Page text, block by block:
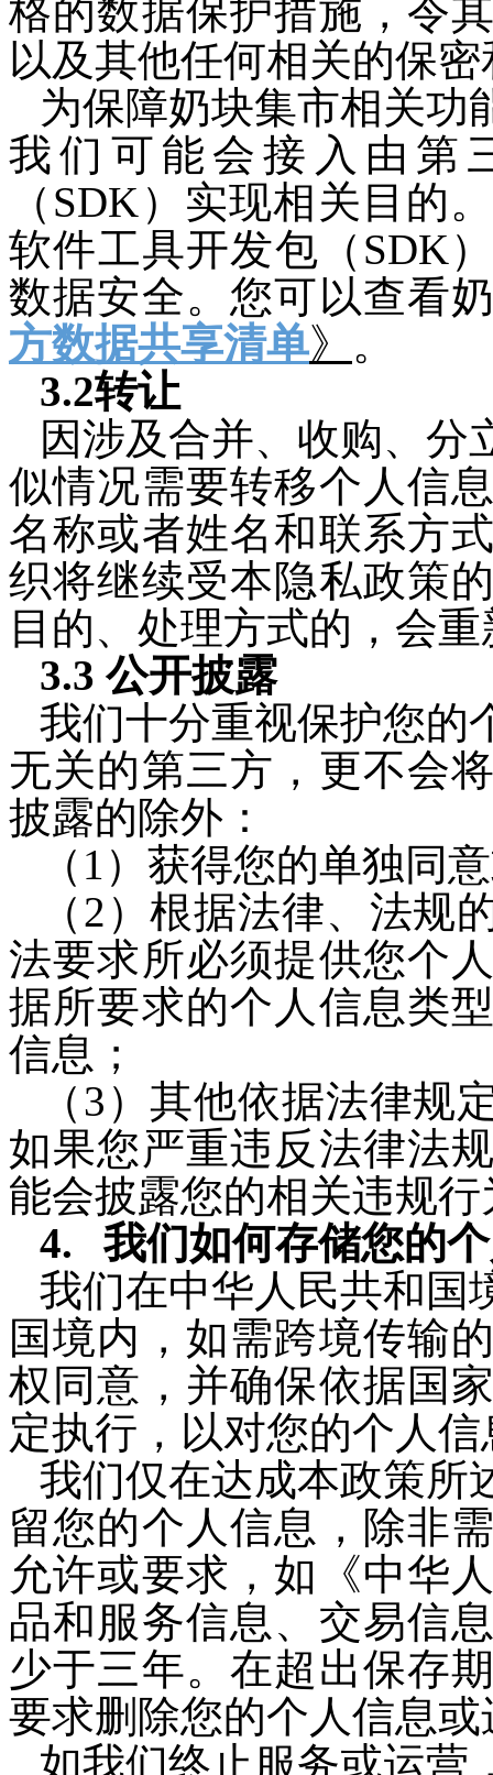
格的数据保护措施，令
以及其他任何相关的保
为保障奶块集市相关功
我们可能会接入由第
（SDK）实现相关目的
软件工具开发包（SDK
数据安全。您可以查看
方数据共享清单》 。
3.2转让
因涉及合并、 收购、 分
似情况需要转移个人信
名称或者姓名和联系方
织将继续受本隐私政策
目的、处理方式的，会
3.3 公开披露
我们十分重视保护您的
无关的第三方，更不会
披露的除外：
（1）获得您的单独同
（2）根据法律、法规
法要求所必须提供您个
据所要求的个人信息类
信息；
（3）其他依据法律规
如果您严重违反法律法
能会披露您的相关违规
我们如何存储您的
我们在中华人民共和国
国境内，如需跨境传输
权同意，并确保依据国
定执行，以对您的个人
我们仅在达成本政策所
留您的个人信息，除非
允许或要求，如《中华
品和服务信息、交易信
少于三年。在超出保存
要求删除您的个人信息
如我们终止服务或运营